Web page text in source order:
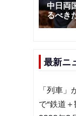
最新ニ
「列車
で“鉄道